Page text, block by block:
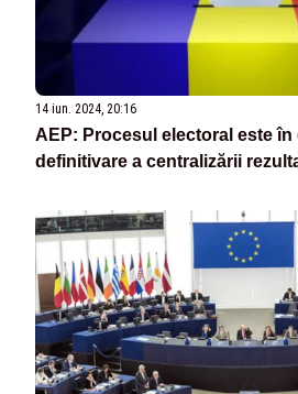
14 iun. 2024, 20:16
AEP: Procesul electoral este în
definitivare a centralizării